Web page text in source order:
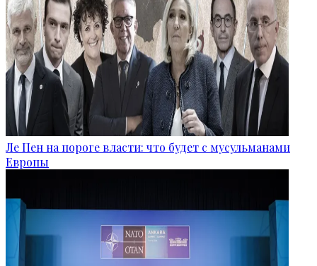
Ле Пен на пороге власти: что будет с мусульманами
Европы